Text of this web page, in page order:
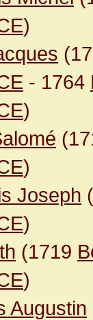
)
- 1764
)
)
Joseph
)
(1719
)
Augustin